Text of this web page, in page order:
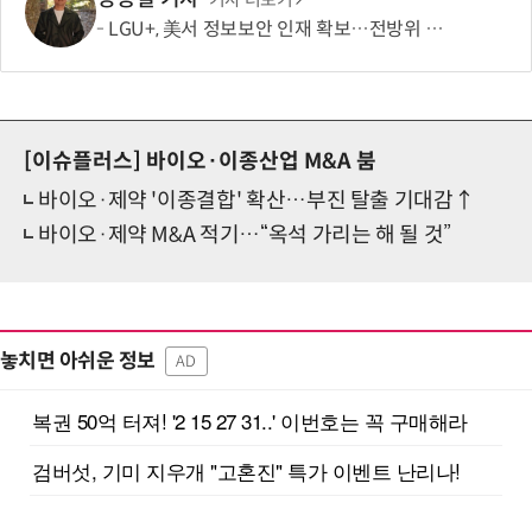
LGU+, 美서 정보보안 인재 확보…전방위 역량 강화 총력
[이슈플러스] 바이오·이종산업 M&A 붐
바이오·제약 '이종결합' 확산…부진 탈출 기대감↑
바이오·제약 M&A 적기…“옥석 가리는 해 될 것”
놓치면 아쉬운 정보 AD